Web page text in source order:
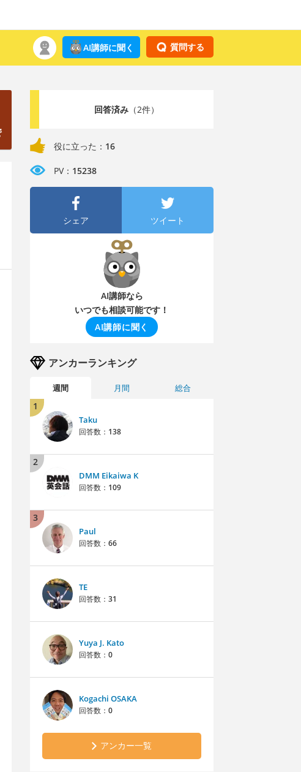
質問する
AI講師に聞く
回答済み（2件）
役に立った： 16
PV： 15238
シェア ツイート
AI講師なら
いつでも相談可能です！
AI講師に聞く
アンカーランキング
週間 月間 総合
1
Taku
回答数： 138
2
DMM Eikaiwa K
回答数： 109
3
Paul
回答数： 66
TE
回答数： 31
Yuya J. Kato
回答数： 0
Kogachi OSAKA
回答数： 0
アンカー一覧